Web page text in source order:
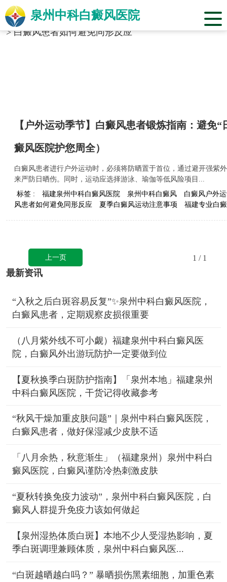
泉州中科白癜风医院
当前位置：福建省泉州市中科白癜风医院
标签合辑
>白癜风患者如何避免同形反应
【户外运动季节】白癜风患者锻炼指南：避免
癜风医院护您周全）
白癜风患者进行户外运动时，必须将防晒置于首位，通过避开强紫
来严防日晒伤。同时，运动应选择游泳、瑜伽等低风险项目...
标签 :
福建泉州中科白癜风医院 泉州中科白癜风
白癜风户外
风患者如何避免同形反应
夏季白癜风运动注意事项 福建专业白
上一页 1 / 1
最新资讯
“入秋之后白斑容易反复”✨泉州中科白癜风医院，
白癜风患者，定期观察皮损很重要
（八月紫外线不可小觑）福建泉州中科白癜风医
院，白癜风外出游玩防护一定要做到位
【夏秋换季白斑防护指南】「泉州本地」福建泉州
中科白癜风医院，干货记得收藏参考
“秋风干燥加重皮肤问题”｜泉州中科白癜风医院，
白癜风患者，做好保湿减少皮肤不适
「八月余热，秋意渐生」（福建泉州）泉州中科白
癜风医院，白癜风谨防冷热刺激皮肤
“夏秋转换免疫力波动”，泉州中科白癜风医院，白
癜风人群提升免疫力该如何做起
【泉州湿热体质白斑】本地不少人受湿热影响，夏
季白斑调理兼顾体质，泉州中科白癜风医...
“白斑越晒越白吗？” 暴晒损伤黑素细胞，加重色素